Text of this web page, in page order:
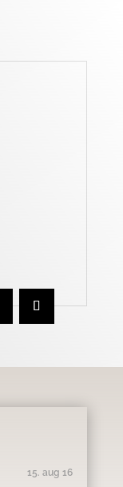
15. aug 16